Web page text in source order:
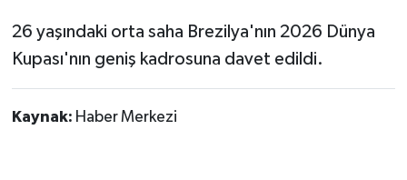
26 yaşındaki orta saha Brezilya'nın 2026 Dünya
Kupası'nın geniş kadrosuna davet edildi.
Kaynak: Haber Merkezi